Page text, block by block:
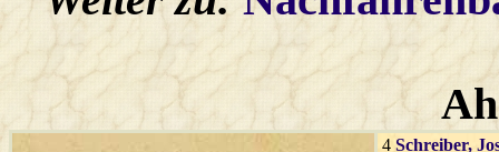
4 Schreiber,